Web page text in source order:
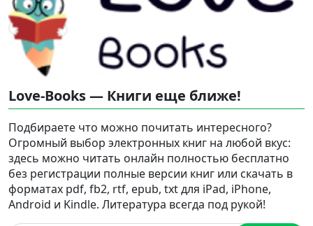
Love-Books — Книги еще ближе!
Подбираете что можно почитать интересного?
Огромный выбор электронных книг на любой вкус:
здесь можно читать онлайн полностью бесплатно
без регистрации полные версии книг или скачать в
форматах pdf, fb2, rtf, epub, txt для iPad, iPhone,
Android и Kindle. Литература всегда под рукой!